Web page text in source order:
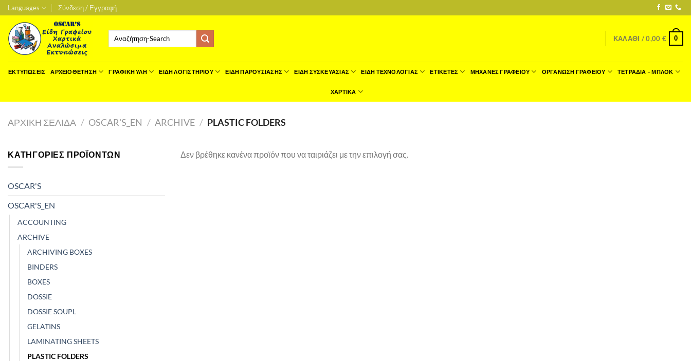
Μετάβαση
στο
περιεχόμενο
Languages Σύνδεση / Εγγραφή
Αναζήτηση
ΚΑΛΆΘΙ /0,00 € 0
ΕΚΤΥΠΩΣΕΙΣ ΑΡΧΕΙΟΘΕΤΗΣΗ ΓΡΑΦΙΚΗ ΥΛΗ ΕΙΔΗ ΛΟΓΙΣΤΗΡΙΟΥ ΕΙΔΗ ΠΑΡΟΥΣΙΑΣΗΣ ΕΙΔΗ ΣΥΣΚΕΥΑΣΙΑΣ ΕΙΔΗ ΤΕΧΝΟΛΟΓΙΑΣ ΕΤΙΚΕΤΕΣ ΜΗΧΑΝΕΣ ΓΡΑΦΕΙΟΥ ΟΡΓΑΝΩΣΗ ΓΡΑΦΕΙΟΥ ΤΕΤΡΑΔΙΑ – ΜΠΛΟΚ
ΧΑΡΤΙΚΑ
ΑΡΧΙΚΉ ΣΕΛΊΔΑ / OSCAR'S_EN / ARCHIVE / PLASTIC FOLDERS
ΚΑΤΗΓΟΡΊΕΣ ΠΡΟΪΌΝΤΩΝ
OSCAR'S
OSCAR'S_EN
ACCOUNTING
ARCHIVE
ARCHIVING BOXES
BINDERS
BOXES
DOSSIE
DOSSIE SOUPL
GELATINS
LAMINATING SHEETS
PLASTIC FOLDERS
Δεν βρέθηκε κανένα προϊόν που να ταιριάζει με την επιλογή σας.